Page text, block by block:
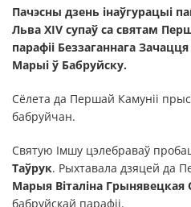
Пачэсны дзень інаўгурацыі
Льва XIV супаў са святам
парафіі Беззаганнага
Марыі ў Бабруйску.
Сёлета да Першай Камуніі
бабруйчан.
Святую Імшу цэлебраваў
Таўрук. Рыхтавала дзяцей да
Марыя Віталіна Грынявецкая
бабруйскай парафіі.